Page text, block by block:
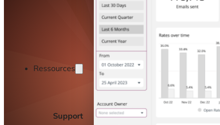
Ressources
Support